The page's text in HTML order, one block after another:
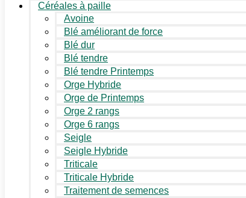
Céréales à paille
Avoine
Blé améliorant de force
Blé dur
Blé tendre
Blé tendre Printemps
Orge Hybride
Orge de Printemps
Orge 2 rangs
Orge 6 rangs
Seigle
Seigle Hybride
Triticale
Triticale Hybride
Traitement de semences